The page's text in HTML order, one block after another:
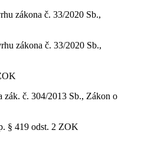
zákona č. 33/2020 Sb.,
zákona č. 33/2020 Sb.,
zák. č. 304/2013 Sb., Zákon o
§ 419 odst. 2 ZOK